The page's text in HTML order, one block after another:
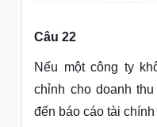
Câu 22
Nếu một công ty
chỉnh cho doanh
đến báo cáo tài